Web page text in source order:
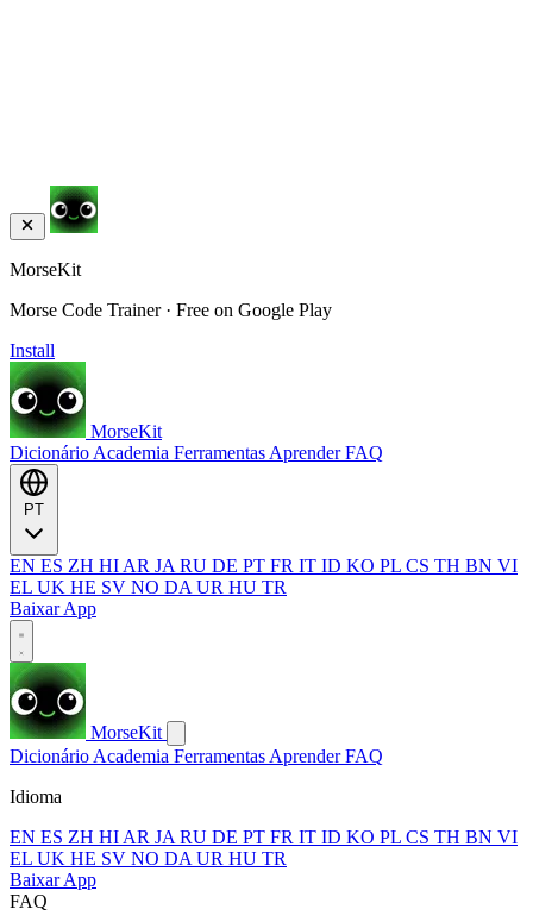
MorseKit
Morse Code Trainer · Free on Google Play
Install
MorseKit
Dicionário Academia Ferramentas AprenderFAQ
EN ES ZH HI AR JA RU DE PT FR IT ID KO PL CS TH BN VI
EL UK HE SV NO DA UR HU TR
Baixar App
MorseKit
Dicionário Academia Ferramentas AprenderFAQ
Idioma
EN ES ZH HI AR JA RU DE PT FR IT ID KO PL CS TH BN VI
EL UK HE SV NO DA UR HU TR
Baixar App
FAQ